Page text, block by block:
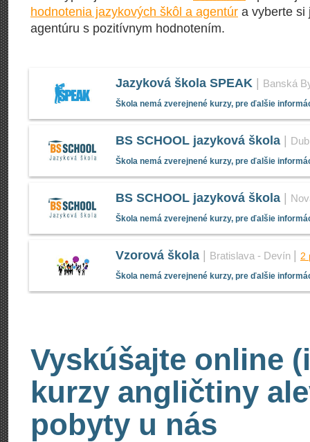
hodnotenia jazykových škôl a agentúr a vyberte si
agentúru s pozitívnym hodnotením.
Jazyková škola SPEAK Banská
Škola nemá zverejnené kurzy, pre ďalšie
BS SCHOOL jazyková škola
Škola nemá zverejnené kurzy, pre ďalšie
BS SCHOOL jazyková škola
Škola nemá zverejnené kurzy, pre ďalšie
Vzorová škola Bratislava - Devín 2
Škola nemá zverejnené kurzy, pre ďalšie
Vyskúšajte online
kurzy angličtiny
pobyty u nás